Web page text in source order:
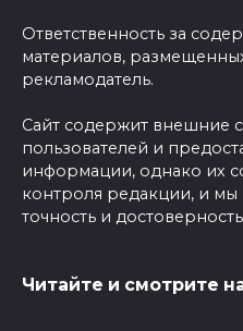
Ответственность за
материалов,
рекламодатель.
Сайт содержит внешние
пользователей и
информации, однако их
контроля редакции, и мы
точность и
Читайте и смотрите